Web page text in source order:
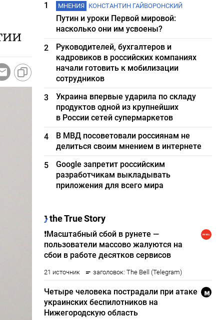
1 МНЕНИЯ КОНСТАНТИН ГАЙВОРОНСКИЙ
Путин и уроки Первой мировой:
насколько они им усвоены?
2
Руководителей, бухгалтеров и
кадровиков в российских компаниях
начали готовить к мобилизации
сотрудников
3
Украина впервые ударила по складу
продуктов одной из крупнейших
в России сетей супермаркетов
4
В МВД посоветовали россиянам не
делиться своим мнением в интернете
5
Google запретит российским
разработчикам выкладывать
приложения для всего мира